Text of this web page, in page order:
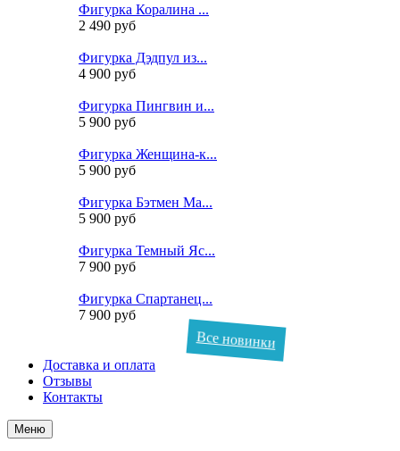
Фигурка Коралина ...
2 490 руб
Фигурка Дэдпул из...
4 900 руб
Фигурка Пингвин и...
5 900 руб
Фигурка Женщина-к...
5 900 руб
Фигурка Бэтмен Ма...
5 900 руб
Фигурка Темный Яс...
7 900 руб
Фигурка Спартанец...
7 900 руб
Все новинки
Доставка и оплата
Отзывы
Контакты
Меню